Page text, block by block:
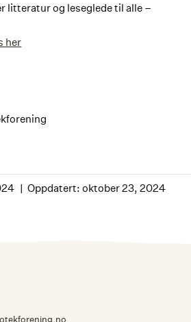
litteratur og leseglede til alle –
her
Oppdatert: oktober 23, 2024